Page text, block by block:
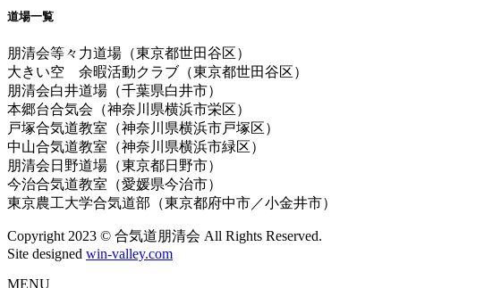
道場一覧
朋清会等々力道場（東京都世田谷区）
大きい空 余暇活動クラブ（東京都世田谷区）
朋清会白井道場（千葉県白井市）
本郷台合気会（神奈川県横浜市栄区）
戸塚合気道教室（神奈川県横浜市戸塚区）
中山合気道教室（神奈川県横浜市緑区）
朋清会日野道場（東京都日野市）
今治合気道教室（愛媛県今治市）
東京農工大学合気道部（東京都府中市／小金井市）
Copyright 2023 © 合気道朋清会 All Rights Reserved.
Site designed win-valley.com
MENU